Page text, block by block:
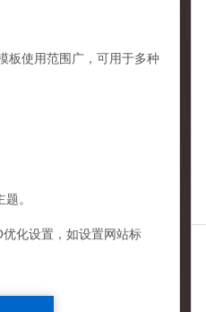
板使用范围广，可用于多种
。
化设置，如设置网站标